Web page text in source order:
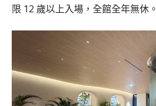
限 12 歲以上入場，全館全年無休。